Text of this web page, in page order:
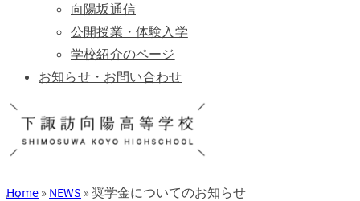
向陽坂通信
公開授業・体験入学
学校紹介のページ
お知らせ・お問い合わせ
Home » NEWS » 奨学金についてのお知らせ